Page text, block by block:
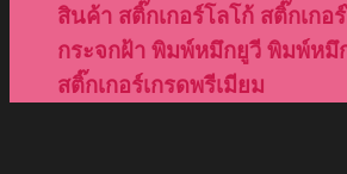
สินค้า สติ๊กเกอร์โลโก้ สติ๊กเกอ
กระจกฝ้า พิมพ์หมึกยูวี พิมพ์หมึ
สติ๊กเกอร์เกรดพรีเมียม